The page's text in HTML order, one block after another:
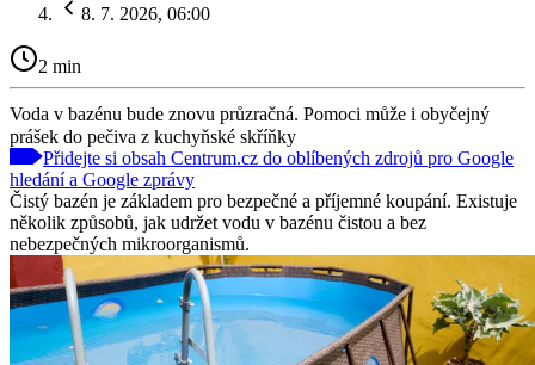
8. 7. 2026, 06:00
2 min
Voda v bazénu bude znovu průzračná. Pomoci může i obyčejný
prášek do pečiva z kuchyňské skříňky
Přidejte si obsah Centrum.cz do oblíbených zdrojů pro Google
hledání a Google zprávy
Čistý bazén je základem pro bezpečné a příjemné koupání. Existuje
několik způsobů, jak udržet vodu v bazénu čistou a bez
nebezpečných mikroorganismů.